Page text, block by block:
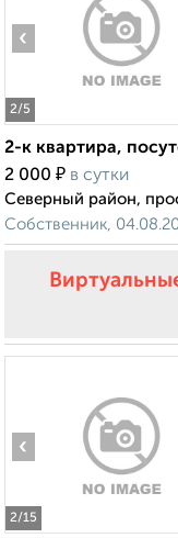
2/5
‹
2-к квартира,
2 000 ₽ в сутки
Северный район,
Собственник,
2/15
‹